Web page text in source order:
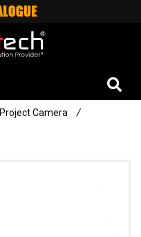
Project Camera
/